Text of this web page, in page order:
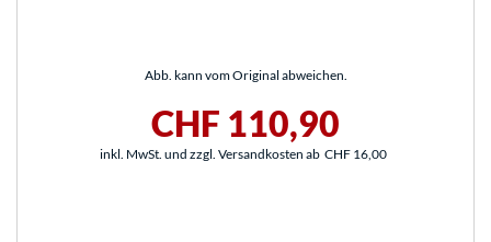
Abb. kann vom Original abweichen.
CHF 110,90
inkl. MwSt. und zzgl. Versandkosten ab CHF 16,00